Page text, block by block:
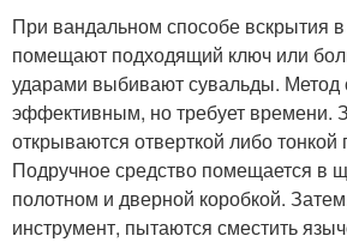
При вандальном способе вскрытия
помещают подходящий ключ или
ударами выбивают сувальды. Метод
эффективным, но требует времени.
открываются отверткой либо тонкой
Подручное средство помещается в
полотном и дверной коробкой.
инструмент, пытаются сместить